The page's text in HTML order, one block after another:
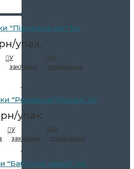
"Південна ніч" 1кг
упак.
У
закладки
До
порівняння
"Ромашка" Рошен 1кг
упак.
У
закладки
До
порівняння
"Бабусині казки" 1кг